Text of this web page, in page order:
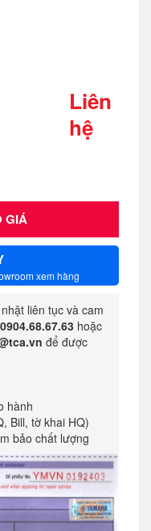
Liên
hệ
GIÁ
xem hàng
liên tục và cam
0904.68.67.63 hoặc
để được
hành
Bill, tờ khai HQ)
bảo chất lượng